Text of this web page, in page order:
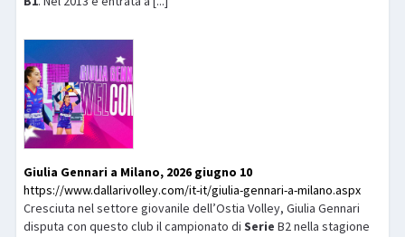
Giulia Gennari a Milano, 2026 giugno 10
https://www.dallarivolley.com/it-it/giulia-gennari-a-milano.aspx
Cresciuta nel settore giovanile dell’Ostia Volley, Giulia Gennari
disputa con questo club il campionato diSerie B2 nella stagione